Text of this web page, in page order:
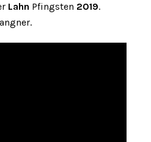
Lahn Pfingsten 2019.